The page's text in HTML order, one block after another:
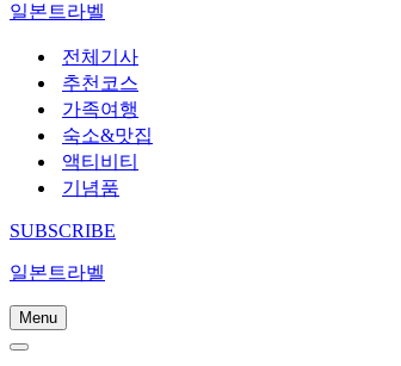
검
기...
일본트라벨
전체기사
추천코스
가족여행
숙소&맛집
액티비티
기념품
SUBSCRIBE
일본트라벨
Menu
내
내